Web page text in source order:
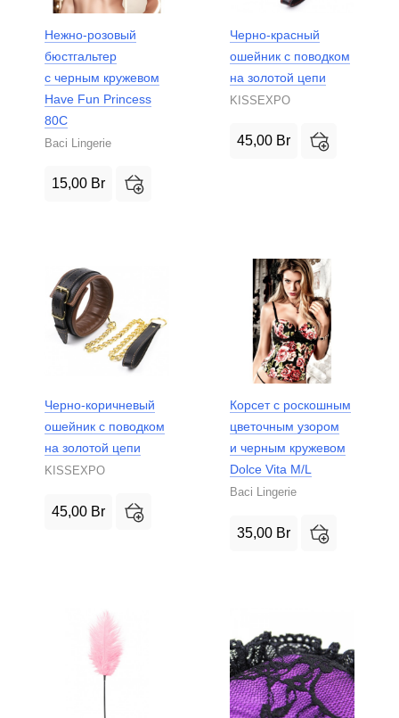
Нежно-розовый
бюстгальтер
с черным кружевом
Have Fun Princess
80C
Baci Lingerie
15,00 Br
Черно-красный
ошейник с поводком
на золотой цепи
KISSEXPO
45,00 Br
Черно-коричневый
ошейник с поводком
на золотой цепи
KISSEXPO
45,00 Br
Корсет с роскошным
цветочным узором
и черным кружевом
Dolce Vita M/L
Baci Lingerie
35,00 Br